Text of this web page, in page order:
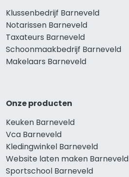
Klussenbedrijf Barneveld
Notarissen Barneveld
Taxateurs Barneveld
Schoonmaakbedrijf Barneveld
Makelaars Barneveld
Onze producten
Keuken Barneveld
Vca Barneveld
Kledingwinkel Barneveld
Website laten maken Barneveld
Sportschool Barneveld